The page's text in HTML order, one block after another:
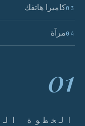
03كاميرا هاتفك
04مرآة
01
الخطوة